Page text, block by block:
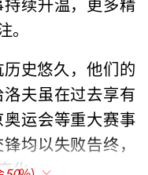
史悠久，他们的
夫虽在过去享有
运会等重大赛事
均以失败告终，
化。